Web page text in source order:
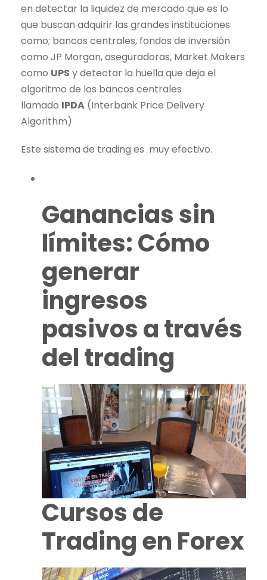
en detectar la liquidez de mercado que es lo
que buscan adquirir las grandes instituciones
como; bancos centrales, fondos de inversión
como JP Morgan, aseguradoras, Market Makers
como UPS y detectar la huella que deja el
algoritmo de los bancos centrales
llamado IPDA (Interbank Price Delivery
Algorithm)
Este sistema de trading es muy efectivo.
Ganancias sin
límites: Cómo
generar
ingresos
pasivos a través
deltrading
Cursos de
Tradingen Forex